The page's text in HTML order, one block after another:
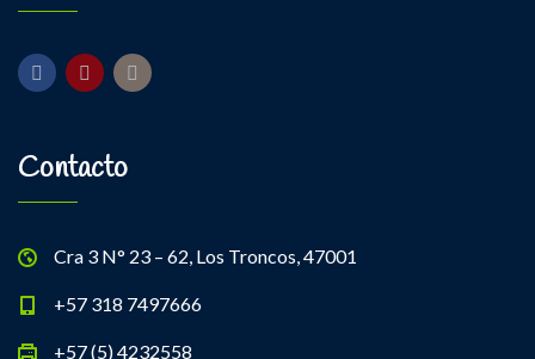
Contacto
Cra 3 N° 23 – 62, Los Troncos, 47001
+57 318 7497666
+57 (5) 4232558